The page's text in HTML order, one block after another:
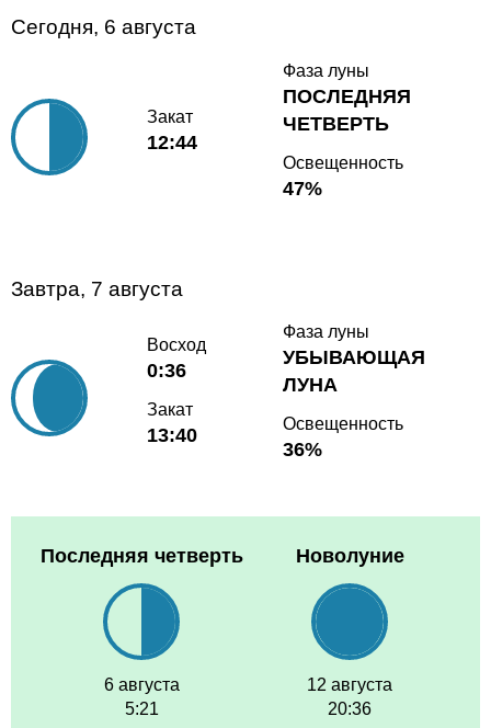
Сегодня, 6 августа
Закат
12:44
Фаза луны
ПОСЛЕДНЯЯ
ЧЕТВЕРТЬ
Освещенность
47%
Завтра, 7 августа
Восход
0:36
Закат
13:40
Фаза луны
УБЫВАЮЩАЯ
ЛУНА
Освещенность
36%
Последняя четверть
6 августа
5:21
Новолуние
12 августа
20:36